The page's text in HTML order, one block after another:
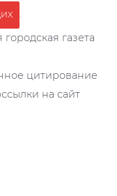
.
газета
цитирование
на сайт